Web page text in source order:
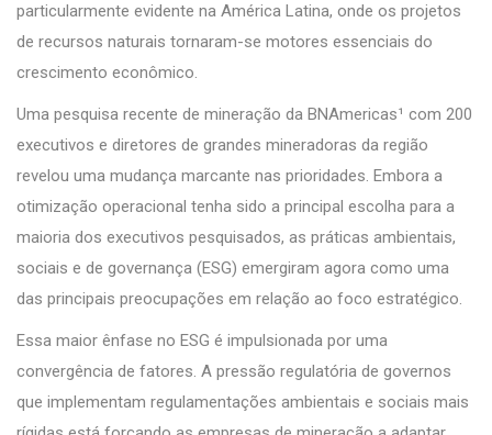
particularmente evidente na América Latina, onde os projetos
de recursos naturais tornaram-se motores essenciais do
crescimento econômico.
Uma pesquisa recente de mineração da BNAmericas¹ com 200
executivos e diretores de grandes mineradoras da região
revelou uma mudança marcante nas prioridades. Embora a
otimização operacional tenha sido a principal escolha para a
maioria dos executivos pesquisados, as práticas ambientais,
sociais e de governança (ESG) emergiram agora como uma
das principais preocupações em relação ao foco estratégico.
Essa maior ênfase no ESG é impulsionada por uma
convergência de fatores. A pressão regulatória de governos
que implementam regulamentações ambientais e sociais mais